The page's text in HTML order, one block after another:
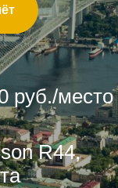
руб./место
R44,